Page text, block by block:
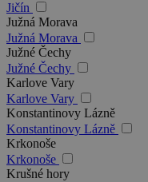
Jičín
Južná Morava
Južná Morava
Južné Čechy
Južné Čechy
Karlove Vary
Karlove Vary
Konstantinovy Lázně
Konstantinovy Lázně
Krkonoše
Krkonoše
Krušné hory